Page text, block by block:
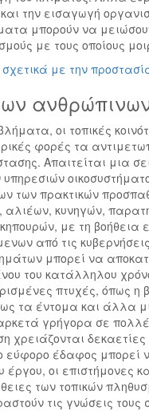
την εισαγωγή
μπορούν να
με τους οποίους
με την
οι τοπικές
φορές τα
Απαιτείται μια
υπηρεσιών
των πρακτικών
κυνηγών,
με τη βοήθεια
από τις
μπορεί να
του κατάλληλου
πτυχές, όπως η
τα έντομα και άλλα
γρήγορα σε
χρειάζονται
εύφορο έδαφος μπορεί
έργου, οι επιστήμονες
των τοπικών
τις γνώσεις